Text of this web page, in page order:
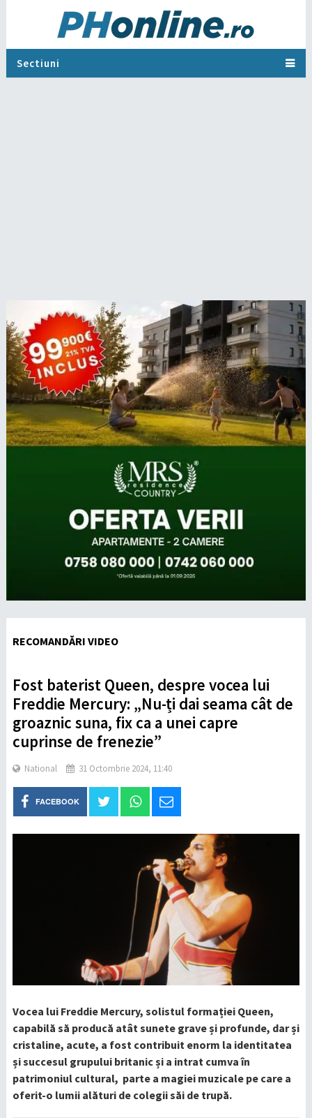
Sectiuni
RECOMANDĂRI VIDEO
Fost baterist Queen, despre vocea lui
Freddie Mercury: „Nu-ți dai seama cât de
groaznic suna, fix ca a unei capre
cuprinse de frenezie”
National 31 Octombrie 2024, 11:40
FACEBOOK
Vocea lui Freddie Mercury, solistul formației Queen,
capabilă să producă atât sunete grave și profunde, dar și
cristaline, acute, a fost contribuit enorm la identitatea
și succesul grupului britanic și a intrat cumva în
patrimoniul cultural, parte a magiei muzicale pe care a
oferit-o lumii alături de colegii săi de trupă.